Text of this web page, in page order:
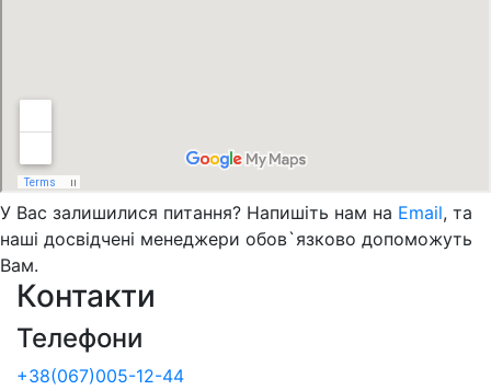
У Вас залишилися питання? Напишіть нам на Email, та
наші досвідчені менеджери обов`язково допоможуть
Вам.
Контакти
Телефони
+38(067)005-12-44